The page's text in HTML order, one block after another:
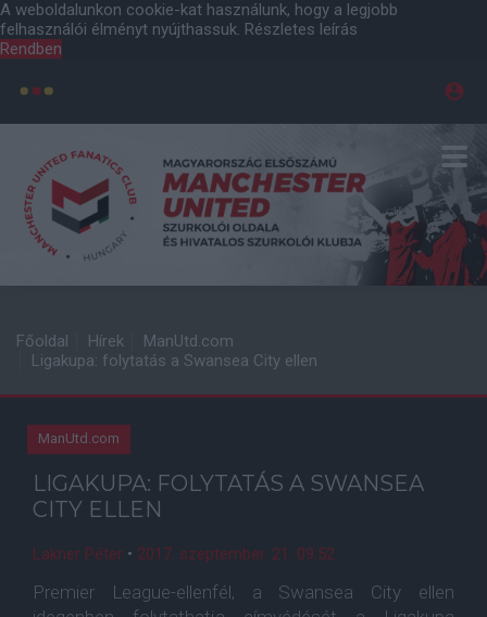
A weboldalunkon cookie-kat használunk, hogy a legjobb
felhasználói élményt nyújthassuk. Részletes leírás
Rendben
Főoldal Hírek
ManUtd.com
Ligakupa: folytatás a Swansea City ellen
ManUtd.com
LIGAKUPA: FOLYTATÁS A SWANSEA
CITY ELLEN
Lakner Péter • 2017. szeptember. 21. 09:52
Premier League-ellenfél, a Swansea City ellen